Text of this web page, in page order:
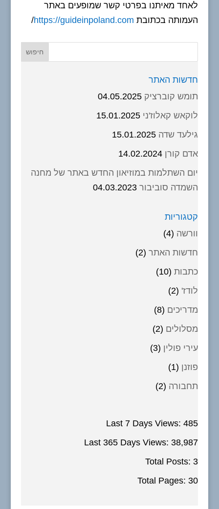
לאחד מאיתנו בפרטי קשר שמופעים באתר
העמותה בכתובת https://guideinpoland.com
/
חדשות האתר
תומש קוברציק 04.05.2025
לוקאש קאלוז'ני 15.01.2025
גילעד שדה 15.01.2025
אדם קורן 14.02.2024
יום השתלמות במוזיאון החדש באתר של מחנה
השמדה סוביבור 04.03.2023
קטגוריות
וורשה (4)
חדשות האתר(2)
כתבות(10)
לודז' (2)
מדריכים (8)
מסלולים (2)
עירי פולין (3)
פוזנן (1)
תחבורה (2)
Last 7 Days Views:485
Last 365 Days Views: 38,987
Total Posts: 3
Total Pages: 30